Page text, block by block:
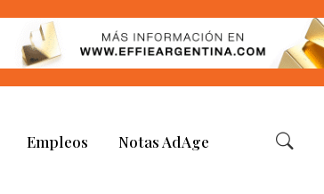
Empleos Notas AdAge